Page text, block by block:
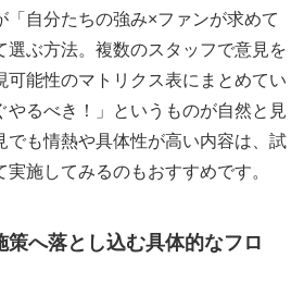
「自分たちの強み×ファンが求めて
選ぶ方法。複数のスタッフで意見を
可能性のマトリクス表にまとめてい
やるべき！」というものが自然と見
でも情熱や具体性が高い内容は、試
施してみるのもおすすめです。
策へ落とし込む具体的なフロ